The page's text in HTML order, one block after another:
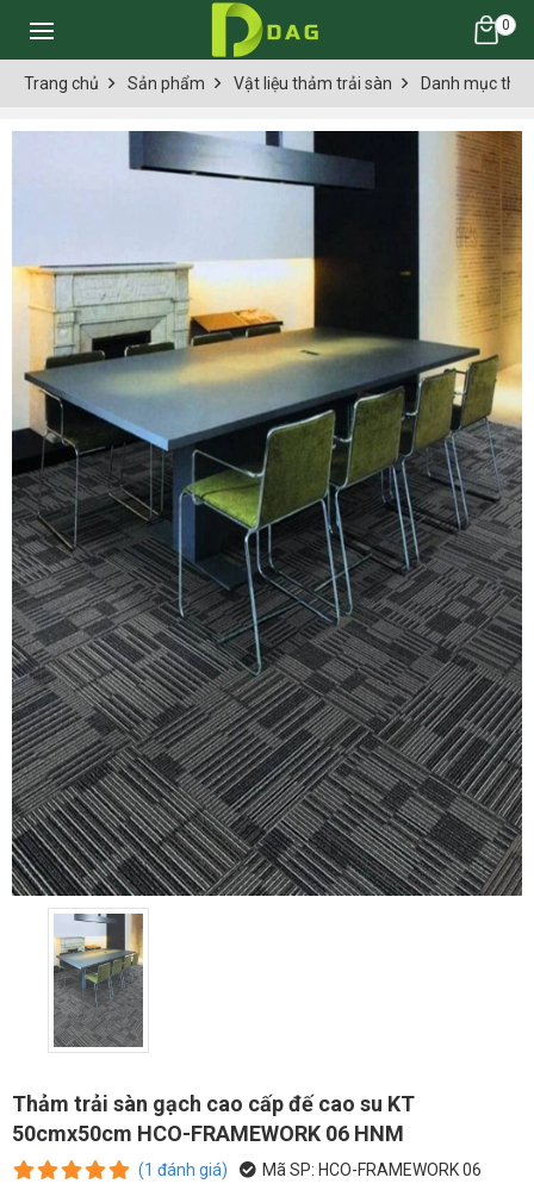
0
Trang chủ Sản phẩm Vật liệu thảm trải sàn Danh mục
Thảm trải sàn gạch cao cấp đế cao su KT
50cmx50cm HCO-FRAMEWORK 06 HNM
(1 đánh giá) Mã SP: HCO-FRAMEWORK 06